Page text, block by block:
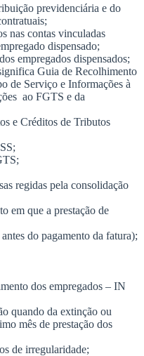
previdenciária e do
nas contas vinculadas
dispensado;
empregados dispensados;
Guia de Recolhimento
de Serviço e Informações à
ao FGTS e da
e Créditos de Tributos
regidas pela consolidação
em que a prestação de
do pagamento da fatura);
dos empregados – IN
quando da extinção ou
mês de prestação dos
de irregularidade;